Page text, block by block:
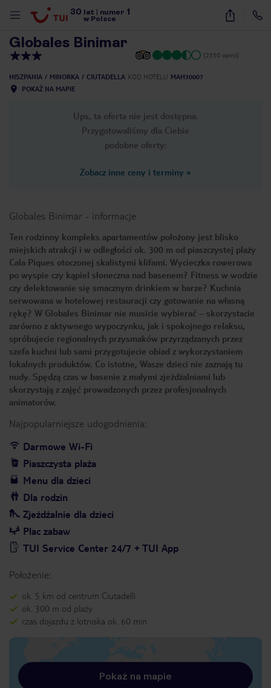
30 lat numer 1
w Polsce
32
Globales Binimar
(2550 opinii)
HISZPANIA MINORKA CIUTADELLA KOD HOTELU MAH30007
POKAŻ NA MAPIE
Ups, ta oferta nie jest dostępna.
Przygotowaliśmy dla Ciebie
podobne oferty:
Zobacz inne ceny i terminy »
Globales Binimar - informacje
Ten rodzinny kompleks apartamentów położony jest blisko
miejskich atrakcji i w odległości ok. 300 m od piaszczystej plaży
Cala Piques otoczonej skalistymi klifami. Wycieczka rowerowa
po wyspie czy kąpiel słoneczna nad basenem? Fitness w wodzie
czy delektowanie się smacznym drinkiem w barze? Kuchnia
serwowana w hotelowej restauracji czy gotowanie na własną
rękę? W Globales Binimar nie musicie wybierać – skorzystacie
zarówno z aktywnego wypoczynku, jak i spokojnego relaksu,
spróbujecie regionalnych przysmaków przyrządzanych przez
szefa kuchni lub sami przygotujecie obiad z wykorzystaniem
lokalnych produktów. Co istotne, Wasze dzieci nie zaznają tu
nudy. Spędzą czas w basenie z małymi zjeżdżalniami lub
skorzystają z zajęć prowadzonych przez profesjonalnych
animatorów.
Najpopularniejsze udogodnienia:
Darmowe Wi-Fi
Piaszczysta plaża
Menu dla dzieci
Dla rodzin
Zjeżdżalnie dla dzieci
Plac zabaw
TUI Service Center 24/7 + TUI App
Położenie:
ok. 5 km od centrum Ciutadelli
ok. 300 m od plaży
czas dojazdu z lotniska ok. 60 min
Pokaż na mapie